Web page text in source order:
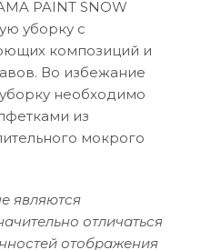
PAINT SNOW
уборку с
композиций и
Во избежание
необходимо
из
мокрого
являются
отличаться
отображения